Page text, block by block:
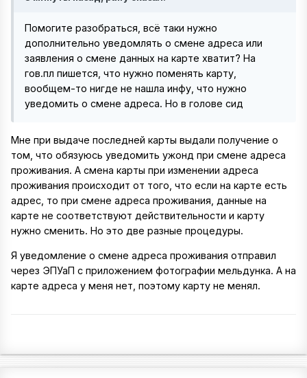
Помогите разобраться, всё таки нужно
дополнительно уведомлять о смене адреса или
заявления о смене данных на карте хватит? На
гов.пл пишется, что нужно поменять карту,
вообщем-то нигде не нашла инфу, что нужно
уведомить о смене адреса. Но в голове сид
Мне при выдаче последней карты выдали получение о
том, что обязуюсь уведомить ужонд при смене адреса
проживания. А смена карты при изменении адреса
проживания происходит от того, что если на карте есть
адрес, то при смене адреса проживания, данные на
карте не соответствуют действительности и карту
нужно сменить. Но это две разные процедуры.
Я уведомление о смене адреса проживания отправил
через ЭПУаП с приложением фотографии мельдунка. А на
карте адреса у меня нет, поэтому карту не менял.